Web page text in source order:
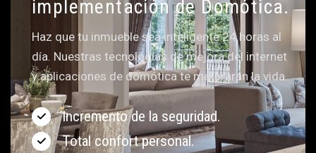
implementación de Domótica.
Haz que tu inmueble sea inteligente 24 horas al
día. Nuestras tecnologías de mejora del internet
y aplicaciones de domótica te mejorarán la vida.
Incremento de la seguridad.
Total confort personal.